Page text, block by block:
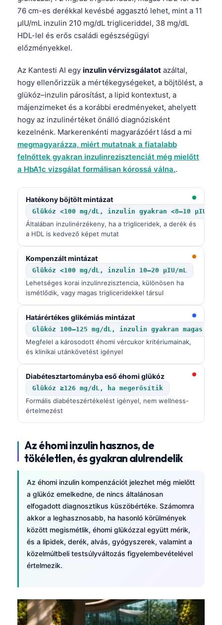
76 cm-es derékkal kevésbé aggasztó lehet, mint a 11
µIU/mL inzulin 210 mg/dL trigliceriddel, 38 mg/dL
HDL-lel és erős családi egészségügyi
előzményekkel.
Az Kantesti AI egy inzulin vérvizsgálatot azáltal,
hogy ellenőrizzük a mértékegységeket, a böjtölést, a
glükóz–inzulin párosítást, a lipid kontextust, a
májenzimeket és a korábbi eredményeket, ahelyett
hogy az inzulinértéket önálló diagnózisként
kezelnénk. Markerenkénti magyarázóért lásd a mi
megmagyarázza, miért mutatnak a fiatalabb
felnőttek gyakran inzulinrezisztenciát még mielőtt
a HbA1c vizsgálat formálisan kórossá válna..
Hatékony böjtölt mintázat
Glükóz <100 mg/dL, inzulin gyakran <8–10 µIU/mL
Általában inzulinérzékeny, ha a trigliceridek, a derék és
a HDL is kedvező képet mutat
Kompenzált mintázat
Glükóz <100 mg/dL, inzulin 10–20 µIU/mL
Lehetséges korai inzulinrezisztencia, különösen ha
ismétlődik, vagy magas trigliceridekkel társul
Határértékes glikémiás mintázat
Glükóz 100–125 mg/dL, inzulin gyakran magas
Megfelel a károsodott éhomi vércukor kritériumainak,
és klinikai utánkövetést igényel
Diabétesztartományba eső éhomi glükóz
Glükóz ≥126 mg/dL, ha megerősítik
Formális diabéteszértékelést igényel, nem wellness-
értelmezést
Az éhomi inzulin hasznos, de
tökéletlen, és gyakran alulrendelik
Az éhomi inzulin kompenzációt jelezhet még mielőtt
a glükóz emelkedne, de nincs általánosan
elfogadott diagnosztikus küszöbértéke. Számomra
akkor a leghasznosabb, ha hasonló körülmények
között megismétlik, éhomi glükózzal együtt mérik,
és a lipidek, derék, alvás, gyógyszerek, valamint a
közelmúltbeli testsúlyváltozás figyelembevételével
értelmezik.